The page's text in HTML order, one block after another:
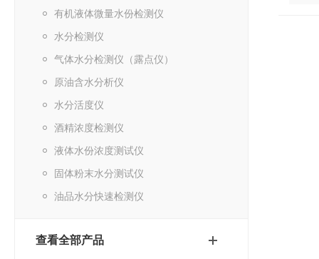
有机液体微量水份检测仪
水分检测仪
气体水分检测仪（露点仪）
原油含水分析仪
水分活度仪
酒精浓度检测仪
液体水份浓度测试仪
固体粉末水分测试仪
油品水分快速检测仪
查看全部产品